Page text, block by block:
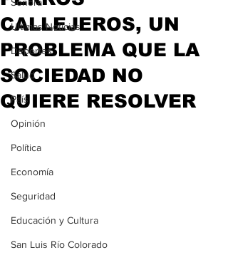
Ultimas Noticias
Deportes
Salud
País
Opinión
Política
Economía
Seguridad
Educación y Cultura
San Luis Río Colorado
CALLEJEROS, UN
PROBLEMA QUE LA
SOCIEDAD NO
QUIERE RESOLVER